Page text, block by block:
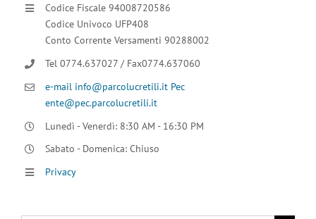
Codice Fiscale 94008720586
Codice Univoco UFP408
Conto Corrente Versamenti 90288002
Tel 0774.637027 / Fax0774.637060
e-mail info@parcolucretili.it Pec
ente@pec.parcolucretili.it
Lunedì - Venerdì: 8:30 AM - 16:30 PM
Sabato - Domenica: Chiuso
Privacy